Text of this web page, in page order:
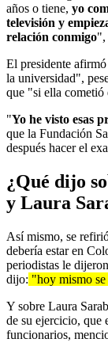
años o tiene, yo
televisión y
relación conmigo",
El presidente
la universidad",
que "si ella cometió
"Yo he visto esas
que la Fundación
después hacer el
¿Qué dijo
y Laura
Así mismo, se
debería estar en
periodistas le
dijo: "hoy mismo
Y sobre Laura
de su ejercicio, que
funcionarios,